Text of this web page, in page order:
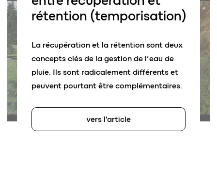
rétention (temporisation)
La récupération et la rétention sont deux
concepts clés de la gestion de l’eau de
pluie. Ils sont radicalement différents et
peuvent pourtant être complémentaires.
vers l'article